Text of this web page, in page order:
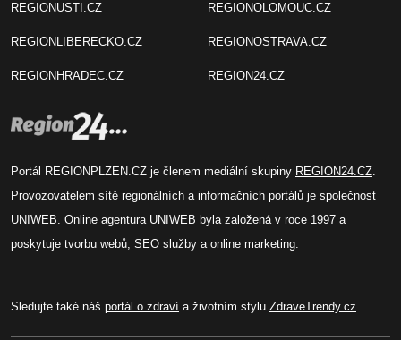
REGIONUSTI.CZ
REGIONLIBERECKO.CZ
REGIONHRADEC.CZ
REGIONOLOMOUC.CZ
REGIONOSTRAVA.CZ
REGION24.CZ
Portál REGIONPLZEN.CZ je členem mediální skupiny REGION24.CZ.
Provozovatelem sítě regionálních a informačních portálů je společnost
UNIWEB. Online agentura UNIWEB byla založená v roce 1997 a
poskytuje tvorbu webů, SEO služby a online marketing.
Sledujte také náš portál o zdraví a životním stylu ZdraveTrendy.cz.